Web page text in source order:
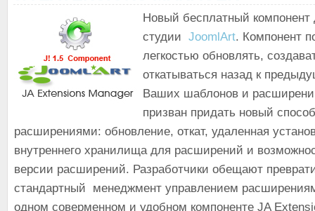
Новый бесплатный компонент
студии JoomlArt. Компонент
легкостью обновлять,
откатываться назад к
Ваших шаблонов и
призван придать новый
расширениями: обновление, откат, удаленная
внутреннего хранилища для расширений и
версии расширений. Разработчики обещают
стандартный менеджмент управлением
одном соверменном и удобном компоненте JA